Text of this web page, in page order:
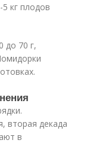
кг плодов
до 70 г,
вторая декада
в